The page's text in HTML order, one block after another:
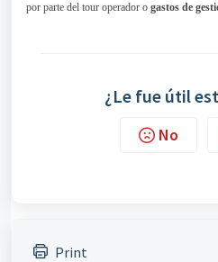
por parte del tour operador o gastos de
¿Le fue útil
No
Print